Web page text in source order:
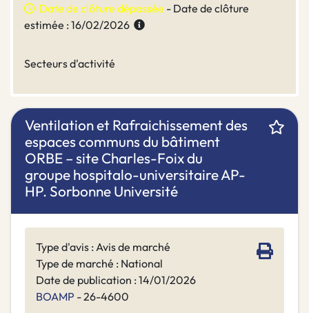
Date de clôture dépassée - Date de clôture
estimée : 16/02/2026
Secteurs d'activité
Ventilation et Rafraichissement des
espaces communs du bâtiment
ORBE – site Charles-Foix du
groupe hospitalo-universitaire AP-
HP. Sorbonne Université
Type d'avis : Avis de marché
Type de marché : National
Date de publication : 14/01/2026
BOAMP - 26-4600